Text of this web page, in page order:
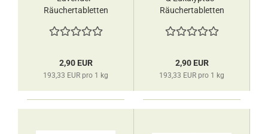
Räuchertabletten
2,90 EUR
193,33 EUR pro 1 kg
Räuchertabletten
2,90 EUR
193,33 EUR pro 1 kg